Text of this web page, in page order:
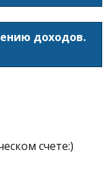
доходов.
счете:)